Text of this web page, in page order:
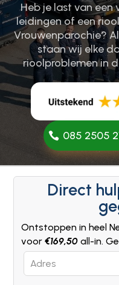
Heb je last van
leidingen of een
Vrouwenparochie?
staan wij elke
rioolproblemen in
085 2505
Direct
Ontstoppen in heel
voor€169,50 all-in.
Leave
this